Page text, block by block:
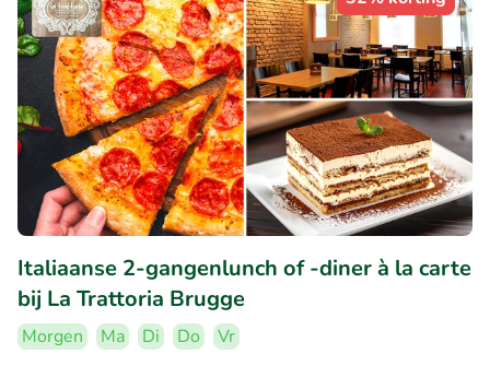
Italiaanse 2-gangenlunch of -diner à la carte
bij La Trattoria Brugge
Morgen Ma Di Do Vr